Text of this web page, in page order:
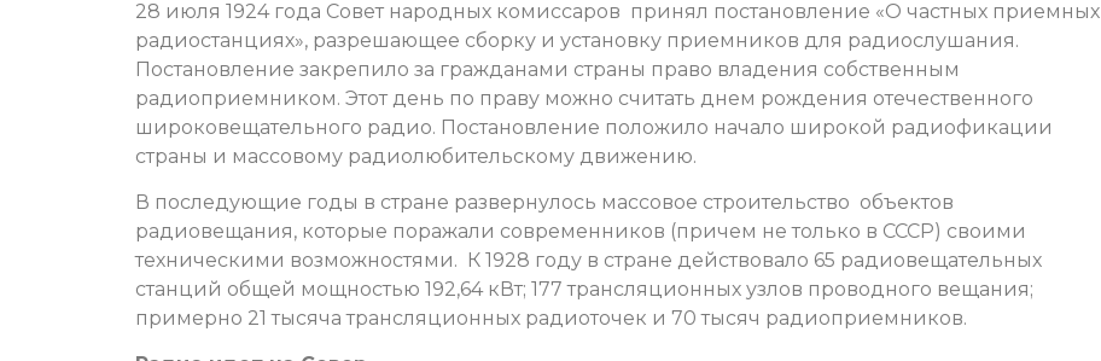
28 июля 1924 года Совет народных комиссаров принял постановление «О частных приемных
радиостанциях», разрешающее сборку и установку приемников для радиослушания.
Постановление закрепило за гражданами страны право владения собственным
радиоприемником. Этот день по праву можно считать днем рождения отечественного
широковещательного радио. Постановление положило начало широкой радиофикации
страны и массовому радиолюбительскому движению.
В последующие годы в стране развернулось массовое строительство объектов
радиовещания, которые поражали современников (причем не только в СССР) своими
техническими возможностями. К 1928 году в стране действовало 65 радиовещательных
станций общей мощностью 192,64 кВт; 177 трансляционных узлов проводного вещания;
примерно 21 тысяча трансляционных радиоточек и 70 тысяч радиоприемников.